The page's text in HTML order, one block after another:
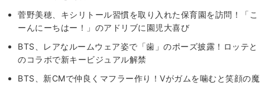
菅野美穂、キシリトール習慣を取り入れた保育園を訪問！「こ
ーんにーちはー！」のアドリブに園児大喜び
BTS、レアなルームウェア姿で「歯」のポーズ披露！ロッテと
のコラボで新キービジュアル解禁
BTS、新CMで仲良くマフラー作り！Vがガムを噛むと笑顔の魔